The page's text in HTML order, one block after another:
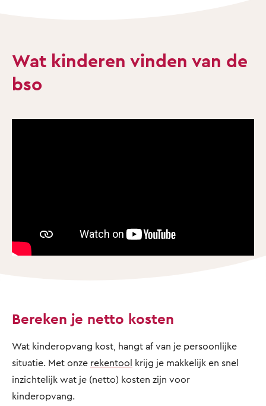
Wat kinderen vinden van de
bso
Bereken je netto kosten
Wat kinderopvang kost, hangt af van je persoonlijke
situatie. Met onze rekentool krijg je makkelijk en snel
inzichtelijk wat je (netto) kosten zijn voor
kinderopvang.